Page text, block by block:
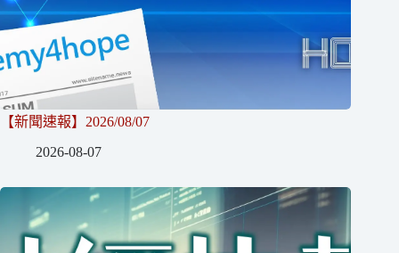
【新聞速報】2026/08/07
2026-08-07